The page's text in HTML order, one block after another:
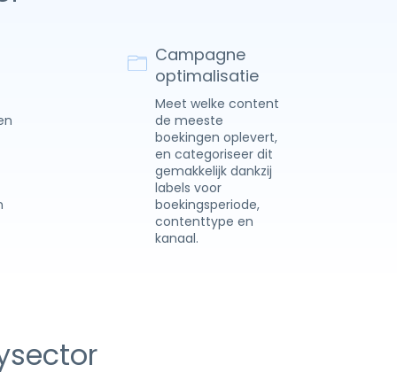
Campagne
optimalisatie
Meet welke content
de meeste
boekingen oplevert,
en categoriseer dit
gemakkelijk dankzij
labels voor
boekingsperiode,
contenttype en
kanaal.